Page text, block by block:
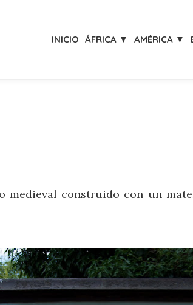
INICIO ÁFRICA ▼ AMÉRICA ▼
medieval construido con un